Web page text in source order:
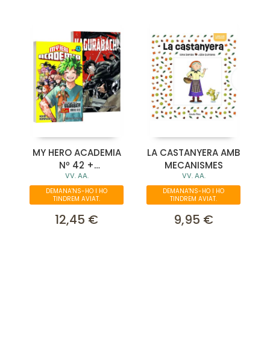
MY HERO ACADEMIA
Nº 42 +
KAGURABACHI Nº 01
(PACK ESPECIAL)
VV. AA.
DEMANA'NS-HO I HO
TINDREM AVIAT.
12,45 €
LA CASTANYERA AMB
MECANISMES
VV. AA.
DEMANA'NS-HO I HO
TINDREM AVIAT.
9,95 €